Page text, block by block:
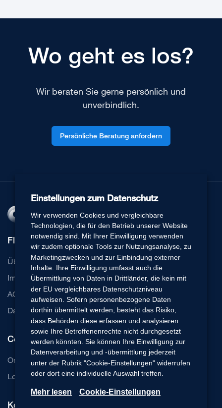
Wo geht es los?
Wir beraten Sie gerne persönlich und
unverbindlich.
Persönliche Beratung anfordern
Flexperto
Über uns
Impressum
AGB
Datenschutz
Communication Cloud
Online Beratung Software
Login Basic-Edition
Kontakt
Einstellungen zum Datenschutz
Wir verwenden Cookies und vergleichbare
Technologien, die für den Betrieb unserer Website
notwendig sind. Mit Ihrer Einwilligung verwenden
wir zudem optionale Tools zur Nutzungsanalyse, zu
Marketingzwecken und zur Einbindung externer
Inhalte. Ihre Einwilligung umfasst auch die
Übermittlung von Daten in Drittländer, die kein mit
der EU vergleichbares Datenschutzniveau
aufweisen. Sofern personenbezogene Daten
dorthin übermittelt werden, besteht das Risiko,
dass Behörden diese erfassen und analysieren
sowie Ihre Betroffenenrechte nicht durchgesetzt
werden könnten. Sie können Ihre Einwilligung zur
Datenverarbeitung und -übermittlung jederzeit
unter der Rubrik "Cookie-Einstellungen" widerrufen
oder dort eine individuelle Auswahl treffen.
Mehr lesen Cookie-Einstellungen